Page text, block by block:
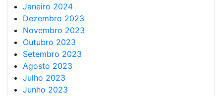
Janeiro 2024
Dezembro 2023
Novembro 2023
Outubro 2023
Setembro 2023
Agosto 2023
Julho 2023
Junho 2023